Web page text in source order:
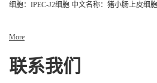
细胞：IPEC-J2细胞 中文名称：猪小肠上皮细
More
联系我们